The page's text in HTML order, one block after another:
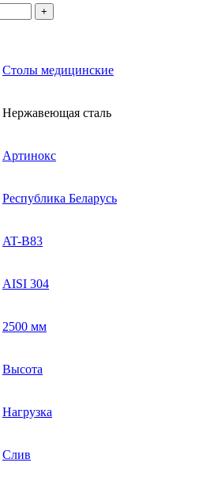
Столы медицинские
Нержавеющая сталь
Артинокс
Республика Беларусь
AT-B83
AISI 304
2500 мм
Высота
Нагрузка
Слив